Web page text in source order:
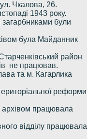
Чкалова, 26.
1943 року.
були
була Майданник
район
не працював.
та м. Кагарлика
реформи
архівом працювала
відділу працювала